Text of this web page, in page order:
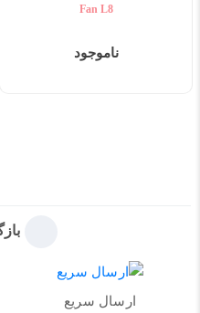
Fan L8
ناموجود
ارسال سریع